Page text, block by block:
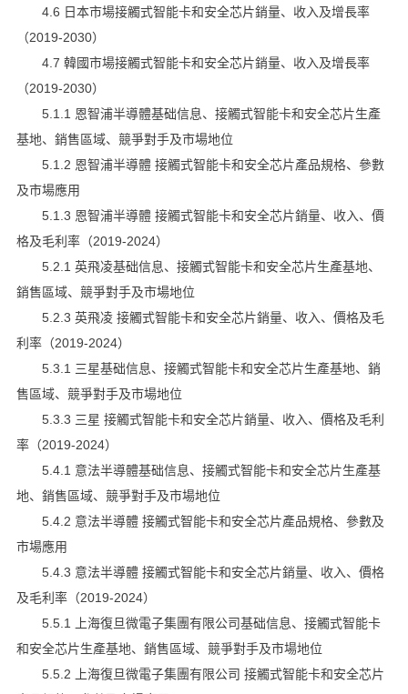
4.6 日本市場接觸式智能卡和安全芯片銷量、收入及增長率
（2019-2030）
4.7 韓國市場接觸式智能卡和安全芯片銷量、收入及增長率
（2019-2030）
5.1.1 恩智浦半導體基础信息、接觸式智能卡和安全芯片生產
基地、銷售區域、競爭對手及市場地位
5.1.2 恩智浦半導體 接觸式智能卡和安全芯片產品規格、參數
及市場應用
5.1.3 恩智浦半導體 接觸式智能卡和安全芯片銷量、收入、價
格及毛利率（2019-2024）
5.2.1 英飛凌基础信息、接觸式智能卡和安全芯片生產基地、
銷售區域、競爭對手及市場地位
5.2.3 英飛凌 接觸式智能卡和安全芯片銷量、收入、價格及毛
利率（2019-2024）
5.3.1 三星基础信息、接觸式智能卡和安全芯片生產基地、銷
售區域、競爭對手及市場地位
5.3.3 三星 接觸式智能卡和安全芯片銷量、收入、價格及毛利
率（2019-2024）
5.4.1 意法半導體基础信息、接觸式智能卡和安全芯片生產基
地、銷售區域、競爭對手及市場地位
5.4.2 意法半導體 接觸式智能卡和安全芯片產品規格、參數及
市場應用
5.4.3 意法半導體 接觸式智能卡和安全芯片銷量、收入、價格
及毛利率（2019-2024）
5.5.1 上海復旦微電子集團有限公司基础信息、接觸式智能卡
和安全芯片生產基地、銷售區域、競爭對手及市場地位
5.5.2 上海復旦微電子集團有限公司 接觸式智能卡和安全芯片